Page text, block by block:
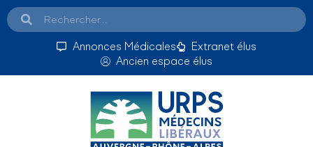
Annonces Médicales
Extranet élus
Ancien espace élus